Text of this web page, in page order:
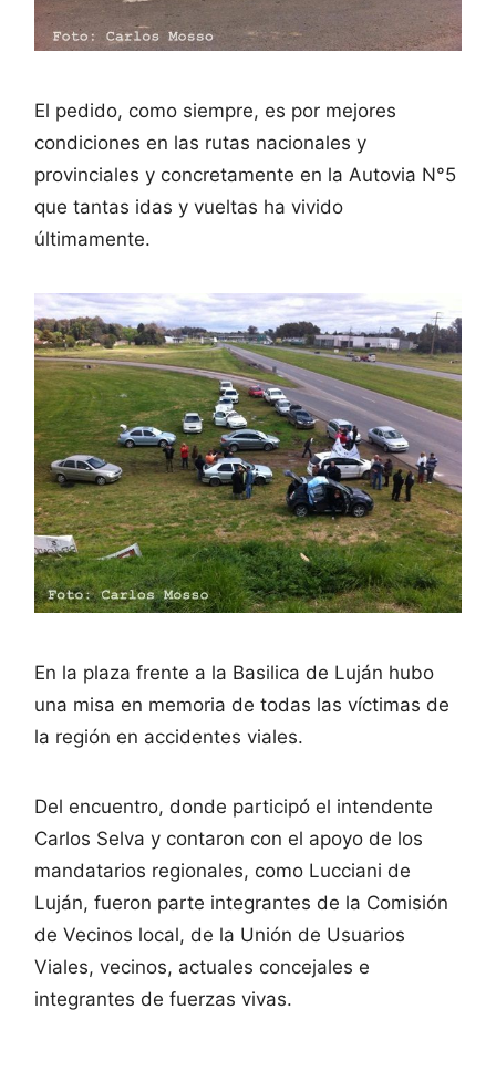
El pedido, como siempre, es por mejores
condiciones en las rutas nacionales y
provinciales y concretamente en la Autovia N°5
que tantas idas y vueltas ha vivido
últimamente.
En la plaza frente a la Basilica de Luján hubo
una misa en memoria de todas las víctimas de
la región en accidentes viales.
Del encuentro, donde participó el intendente
Carlos Selva y contaron con el apoyo de los
mandatarios regionales, como Lucciani de
Luján, fueron parte integrantes de la Comisión
de Vecinos local, de la Unión de Usuarios
Viales, vecinos, actuales concejales e
integrantes de fuerzas vivas.